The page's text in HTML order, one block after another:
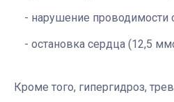
нарушение проводимости
остановка сердца (12,5
Кроме того, гипергидроз,